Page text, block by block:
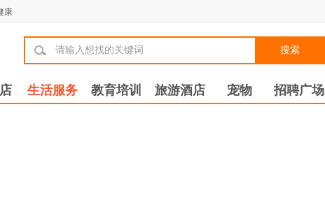
康
搜索
生活服务 教育培训 旅游酒店 宠物 招聘广场